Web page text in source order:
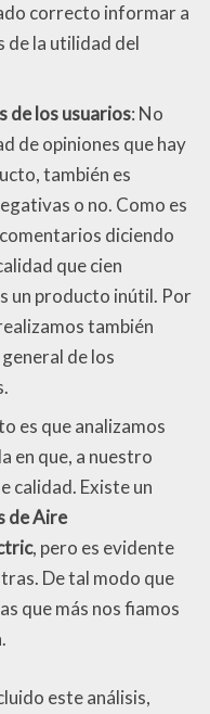
correcto informar a
de la utilidad del
de los usuarios: No
de opiniones que hay
también es
o no. Como es
diciendo
que cien
un producto inútil. Por
también
de los
es que analizamos
en que, a nuestro
calidad. Existe un
de Aire
, pero es evidente
De tal modo que
que más nos fiamos
este análisis,